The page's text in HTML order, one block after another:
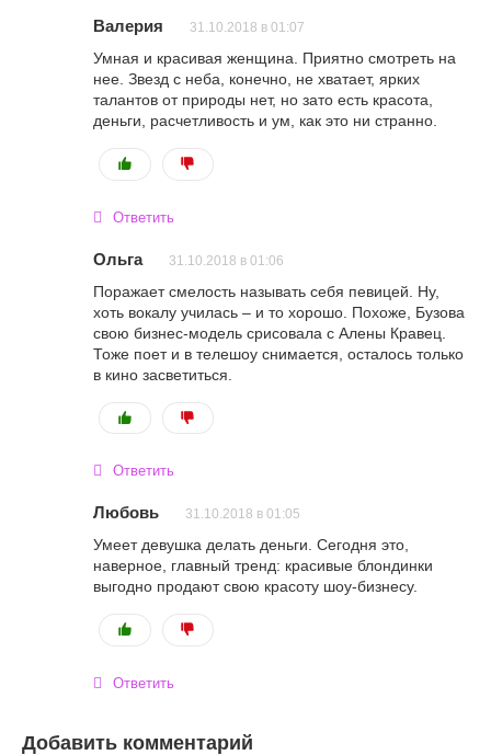
Валерия 31.10.2018 в 01:07
Умная и красивая женщина. Приятно смотреть на
нее. Звезд с неба, конечно, не хватает, ярких
талантов от природы нет, но зато есть красота,
деньги, расчетливость и ум, как это ни странно.
Ответить
Ольга 31.10.2018 в 01:06
Поражает смелость называть себя певицей. Ну,
хоть вокалу училась – и то хорошо. Похоже, Бузова
свою бизнес-модель срисовала с Алены Кравец.
Тоже поет и в телешоу снимается, осталось только
в кино засветиться.
Ответить
Любовь 31.10.2018 в 01:05
Умеет девушка делать деньги. Сегодня это,
наверное, главный тренд: красивые блондинки
выгодно продают свою красоту шоу-бизнесу.
Ответить
Добавить комментарий